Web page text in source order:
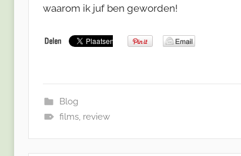
waarom ik juf ben geworden!
Blog
films, review